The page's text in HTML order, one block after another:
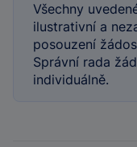
Všechny
ilustrativní a
posouzení
Správní rada
individuálně.